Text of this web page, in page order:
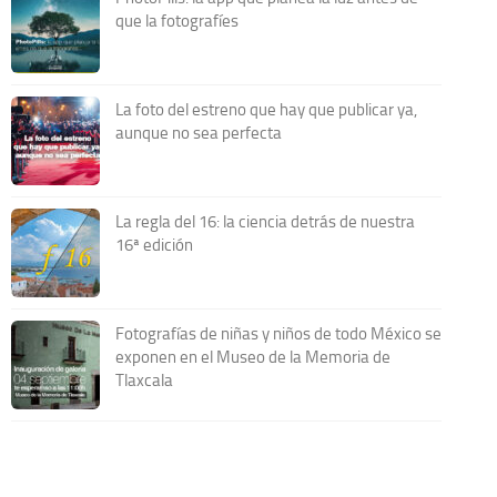
que la fotografíes
La foto del estreno que hay que publicar ya,
aunque no sea perfecta
La regla del 16: la ciencia detrás de nuestra
16ª edición
Fotografías de niñas y niños de todo México se
exponen en el Museo de la Memoria de
Tlaxcala